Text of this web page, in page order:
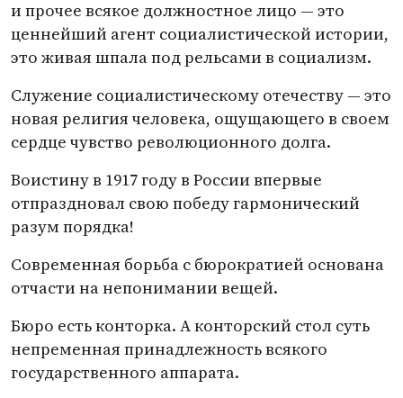
и прочее всякое должностное лицо — это
ценнейший агент социалистической истории,
это живая шпала под рельсами в социализм.
Служение социалистическому отечеству — это
новая религия человека, ощущающего в своем
сердце чувство революционного долга.
Воистину в 1917 году в России впервые
отпраздновал свою победу гармонический
разум порядка!
Современная борьба с бюрократией основана
отчасти на непонимании вещей.
Бюро есть конторка. А конторский стол суть
непременная принадлежность всякого
государственного аппарата.